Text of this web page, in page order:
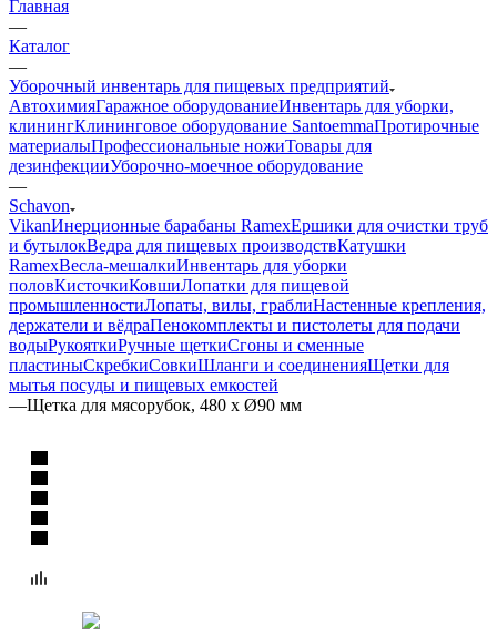
Главная
—
Каталог
—
Уборочный инвентарь для пищевых предприятий
АвтохимияГаражное оборудованиеИнвентарь для уборки,
клинингКлининговое оборудование SantoemmaПротирочные
материалыПрофессиональные ножиТовары для
дезинфекцииУборочно-моечное оборудование
—
Schavon
VikanИнерционные барабаны RamexЕршики для очистки труб
и бутылокВедра для пищевых производствКатушки
RamexВесла-мешалкиИнвентарь для уборки
половКисточкиКовшиЛопатки для пищевой
промышленностиЛопаты, вилы, граблиНастенные крепления,
держатели и вёдраПенокомплекты и пистолеты для подачи
водыРукояткиРучные щеткиСгоны и сменные
пластиныСкребкиСовкиШланги и соединенияЩетки для
мытья посуды и пищевых емкостей
—Щетка для мясорубок, 480 x Ø90 мм